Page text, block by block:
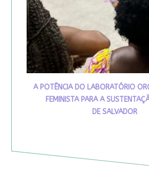
A POTÊNCIA DO LABORATÓRIO
FEMINISTA PARA A
DE SALVADOR